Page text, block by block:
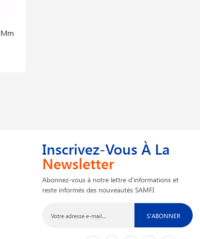
Inscrivez-Vous À La
Newsletter
Abonnez-vous à notre lettre d'informations et
reste informés des nouveautés SAMFI
S'ABONNER